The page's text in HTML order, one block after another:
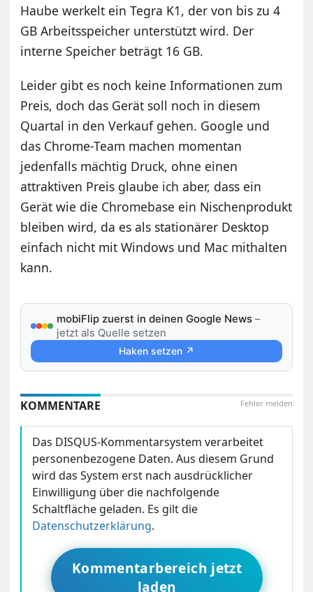
Haube werkelt ein Tegra K1, der von bis zu 4
GB Arbeitsspeicher unterstützt wird. Der
interne Speicher beträgt 16 GB.
Leider gibt es noch keine Informationen zum
Preis, doch das Gerät soll noch in diesem
Quartal in den Verkauf gehen. Google und
das Chrome-Team machen momentan
jedenfalls mächtig Druck, ohne einen
attraktiven Preis glaube ich aber, dass ein
Gerät wie die Chromebase ein Nischenprodukt
bleiben wird, da es als stationärer Desktop
einfach nicht mit Windows und Mac mithalten
kann.
mobiFlip zuerst in deinen Google News –
jetzt als Quelle setzen
Haken setzen ↗
Fehler melden
KOMMENTARE
Das DISQUS-Kommentarsystem verarbeitet
personenbezogene Daten. Aus diesem Grund
wird das System erst nach ausdrücklicher
Einwilligung über die nachfolgende
Schaltfläche geladen. Es gilt die
Datenschutzerklärung.
Kommentarbereich jetzt
laden